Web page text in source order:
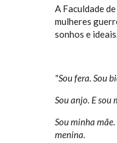
A Faculdade
mulheres
sonhos e
"Sou fera. Sou
Sou anjo. E sou
Sou minha
menina.